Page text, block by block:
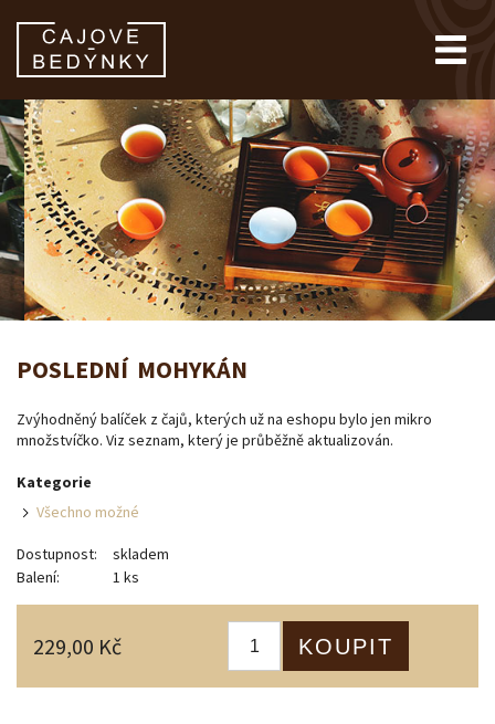
POSLEDNÍ MOHYKÁN
Zvýhodněný balíček z čajů, kterých už na eshopu bylo jen mikro
množstvíčko. Viz seznam, který je průběžně aktualizován.
Kategorie
Všechno možné
Dostupnost:
skladem
Balení:
1 ks
229,00 Kč